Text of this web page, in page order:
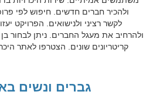
ולהכיר חברים חדשים. חיפוש לפי
לקשר רציני ולנישואים. הפרויקט
ולהרחיב את מעגל החברים. ניתן לבחור בן
גברים ונשים